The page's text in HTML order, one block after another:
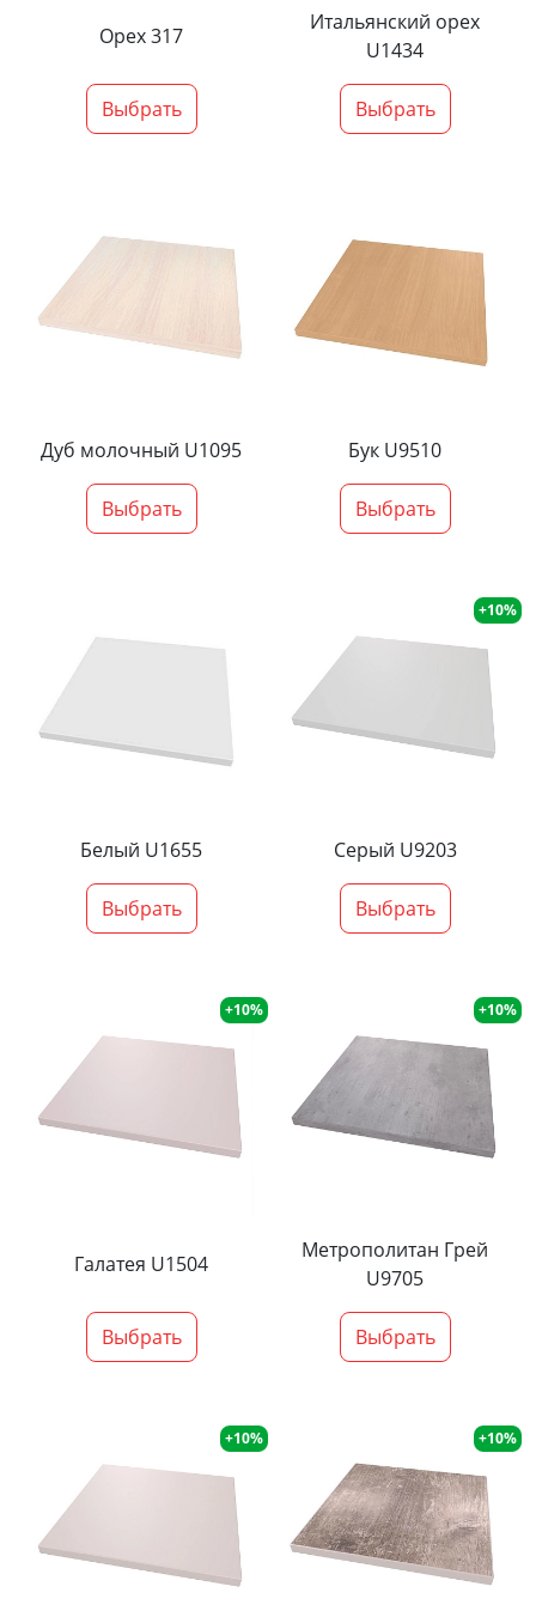
Орех 317
Выбрать
Итальянский орех
U1434
Выбрать
Дуб молочный U1095
Выбрать
Бук U9510
Выбрать
Белый U1655
Выбрать
+10%
Серый U9203
Выбрать
+10%
Галатея U1504
Выбрать
+10%
Метрополитан Грей
U9705
Выбрать
+10% +10%